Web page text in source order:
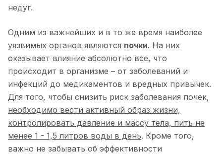
недуг.
Одним из важнейших и в то же время наиболее
уязвимых органов являются почки. На них
оказывает влияние абсолютно все, что
происходит в организме – от заболеваний и
инфекций до медикаментов и вредных привычек.
Для того, чтобы снизить риск заболевания почек,
необходимо вести активный образ жизни,
контролировать давление и массу тела, пить не
менее 1 - 1,5 литров воды в день. Кроме того,
важно не забывать об эффективности